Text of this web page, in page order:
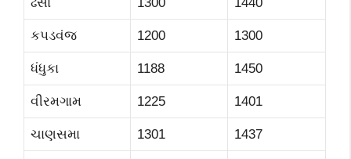
કપડવંજ 1200 1300
ધંધુકા 1188 1450
વીરમગામ 1225 1401
ચાણસમા 1301 1437